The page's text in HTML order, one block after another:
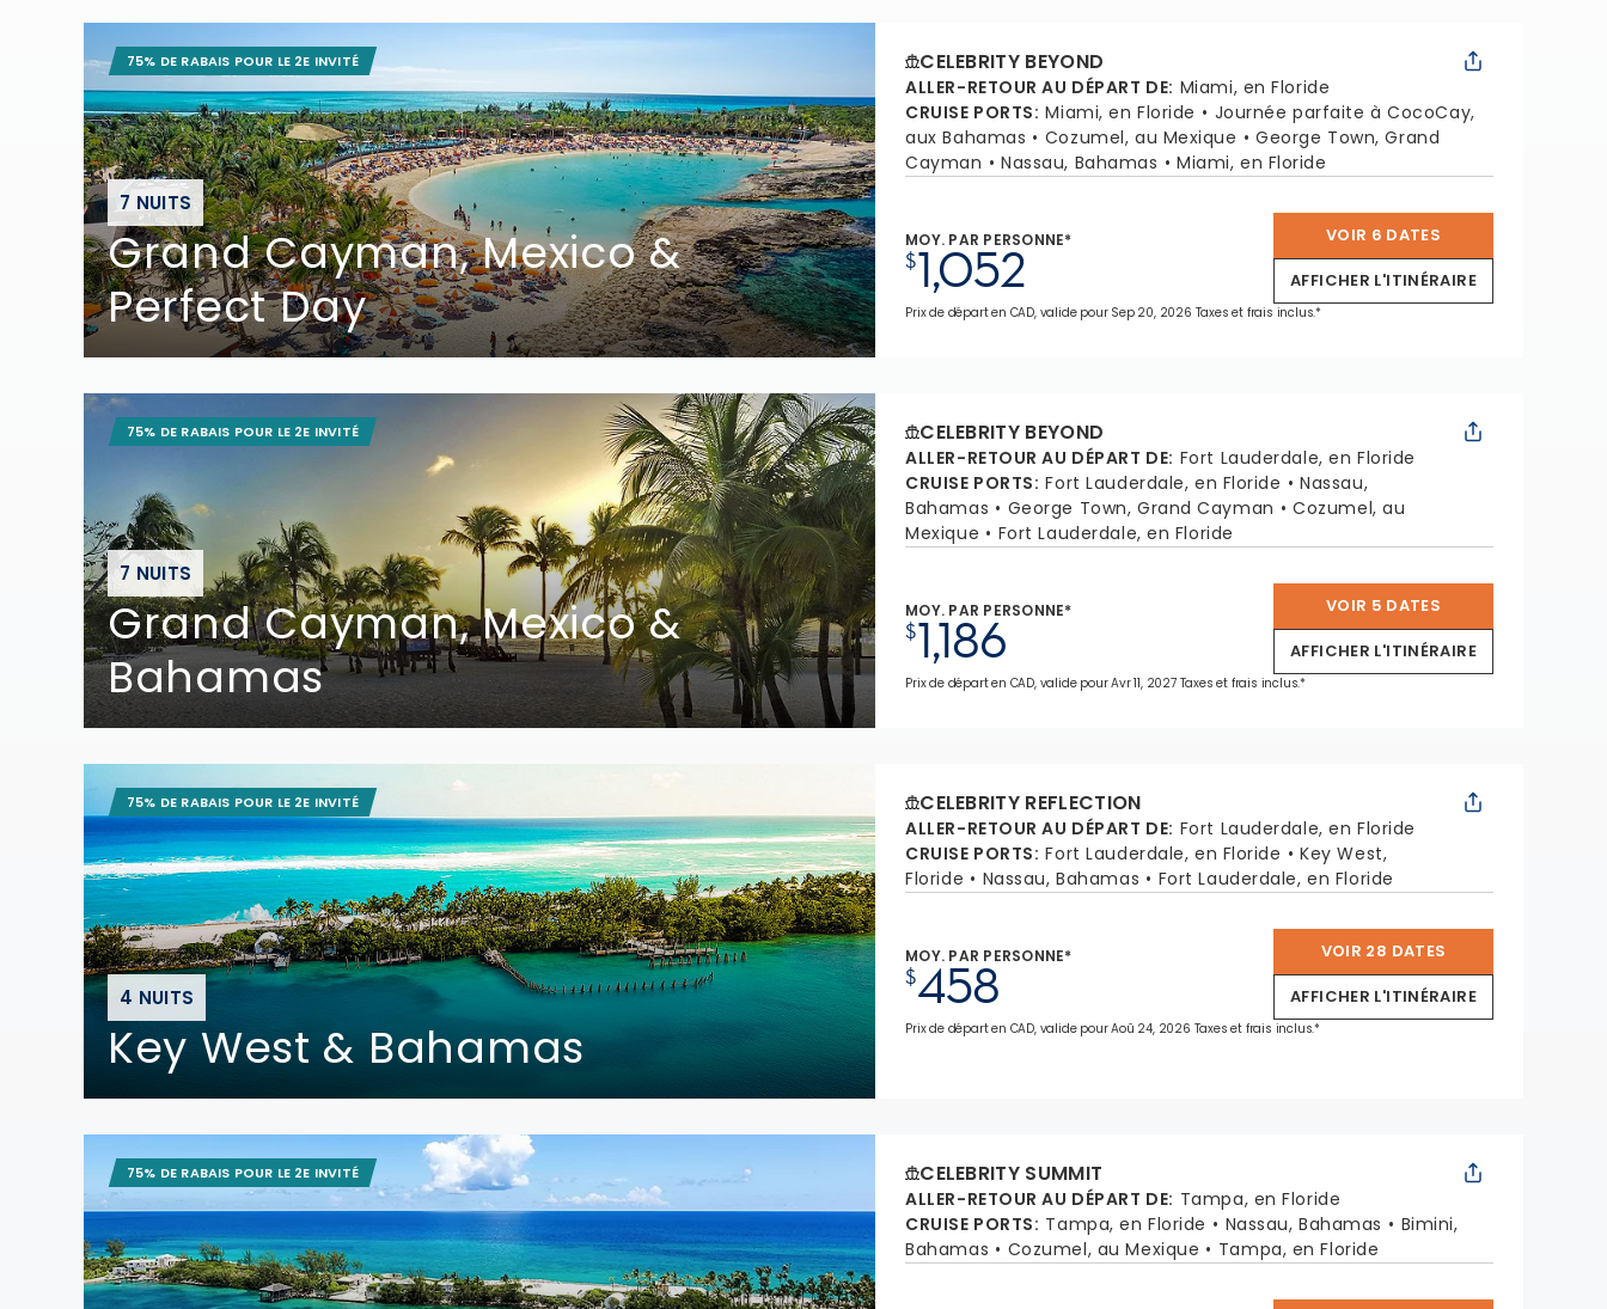
7 NUITS
Grand Cayman, Mexico &
Perfect Day
75% DE RABAIS POUR LE 2E INVITÉ CELEBRITY BEYOND
ALLER-RETOUR AU DÉPART DE: Miami, en Floride
CRUISE PORTS: Miami, en Floride
Journée parfaite à CocoCay,
aux Bahamas
Cozumel, au Mexique
George Town, Grand
Cayman
Nassau, Bahamas Miami, en Floride
MOY. PAR PERSONNE*
$1,052
VOIR 6 DATES
AFFICHER L'ITINÉRAIRE
Prix de départ en CAD, valide pour Sep 20, 2026 Taxes et frais inclus.*
7 NUITS
Grand Cayman, Mexico &
Bahamas
75% DE RABAIS POUR LE 2E INVITÉ CELEBRITY BEYOND
ALLER-RETOUR AU DÉPART DE: Fort Lauderdale, en Floride
CRUISE PORTS: Fort Lauderdale, en Floride
Nassau,
Bahamas
George Town, Grand Cayman
Cozumel, au
Mexique
Fort Lauderdale, en Floride
MOY. PAR PERSONNE*
$1,186
VOIR 5 DATES
AFFICHER L'ITINÉRAIRE
Prix de départ en CAD, valide pour Avr 11, 2027 Taxes et frais inclus.*
4 NUITS
Key West & Bahamas
75% DE RABAIS POUR LE 2E INVITÉ CELEBRITY REFLECTION
ALLER-RETOUR AU DÉPART DE: Fort Lauderdale, en Floride
CRUISE PORTS: Fort Lauderdale, en Floride
Key West,
Floride
Nassau, Bahamas Fort Lauderdale, en Floride
MOY. PAR PERSONNE*
$458
VOIR 28 DATES
AFFICHER L'ITINÉRAIRE
Prix de départ en CAD, valide pour Aoû 24, 2026 Taxes et frais inclus.*
75% DE RABAIS POUR LE 2E INVITÉ CELEBRITY SUMMIT
ALLER-RETOUR AU DÉPART DE: Tampa, en Floride
CRUISE PORTS: Tampa, en Floride Nassau, Bahamas
Bimini,
Bahamas
Cozumel, au Mexique Tampa, en Floride